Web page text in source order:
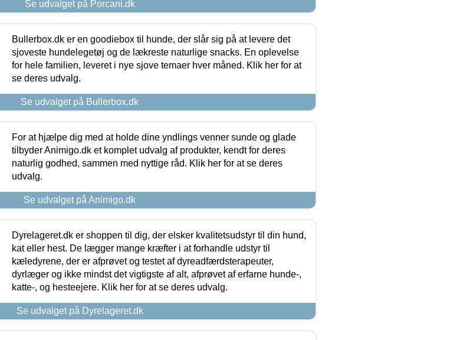
Se udvalget på Porcani.dk
Bullerbox.dk er en goodiebox til hunde, der slår sig på at levere det
sjoveste hundelegetøj og de lækreste naturlige snacks. En oplevelse
for hele familien, leveret i nye sjove temaer hver måned. Klik her for at
se deres udvalg.
Se udvalget på Bullerbox.dk
For at hjælpe dig med at holde dine yndlings venner sunde og glade
tilbyder Animigo.dk et komplet udvalg af produkter, kendt for deres
naturlig godhed, sammen med nyttige råd. Klik her for at se deres
udvalg.
Se udvalget på Animigo.dk
Dyrelageret.dk er shoppen til dig, der elsker kvalitetsudstyr til din hund,
kat eller hest. De lægger mange kræfter i at forhandle udstyr til
kæledyrene, der er afprøvet og testet af dyreadfærdsterapeuter,
dyrlæger og ikke mindst det vigtigste af alt, afprøvet af erfarne hunde-,
katte-, og hesteejere. Klik her for at se deres udvalg.
Se udvalget på Dyrelageret.dk